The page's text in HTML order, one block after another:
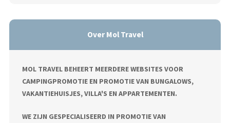
Over Mol Travel
MOL TRAVEL BEHEERT MEERDERE WEBSITES VOOR
CAMPINGPROMOTIE EN PROMOTIE VAN BUNGALOWS,
VAKANTIEHUISJES, VILLA'S EN APPARTEMENTEN.
WE ZIJN GESPECIALISEERD IN PROMOTIE VAN